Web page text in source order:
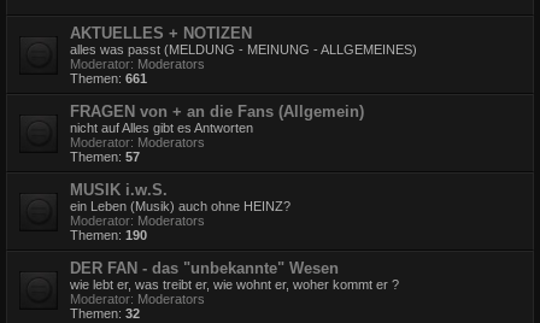
AKTUELLES + NOTIZEN
alles was passt (MELDUNG - MEINUNG - ALLGEMEINES)
Moderator: Moderators
Themen: 661
FRAGEN von + an die Fans (Allgemein)
nicht auf Alles gibt es Antworten
Moderator: Moderators
Themen: 57
MUSIK i.w.S.
ein Leben (Musik) auch ohne HEINZ?
Moderator: Moderators
Themen: 190
DER FAN - das "unbekannte" Wesen
wie lebt er, was treibt er, wie wohnt er, woher kommt er ?
Moderator: Moderators
Themen: 32